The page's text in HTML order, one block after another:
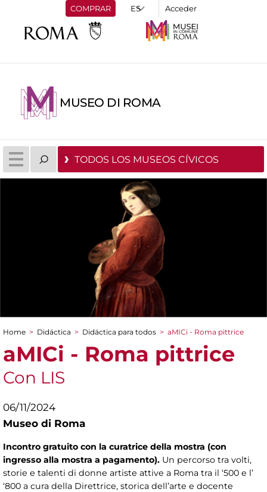
COMPRAR Acceder
MUSEO DI ROMA
TODOS LOS MUSEOS CÍVICOS
You are here
Home > Didáctica > Didáctica para todos > aMICi - Roma pittrice
aMICi - Roma pittrice
Con LIS
06/11/2024
Museo di Roma
Incontro gratuito con la curatrice della mostra (con
ingresso alla mostra a pagamento). Un percorso tra volti,
storie e talenti di donne artiste attive a Roma tra il ‘500 e l’
‘800 a cura della Direttrice, storica dell’arte e docente